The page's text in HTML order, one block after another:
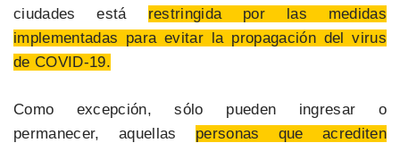
ciudades está restringida por las medidas
implementadas para evitar la propagación del virus
de COVID-19.
Como excepción, sólo pueden ingresar o
permanecer, aquellas personas que acrediten